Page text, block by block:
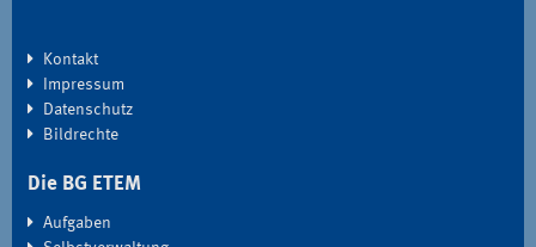
Kontakt
Impressum
Datenschutz
Bildrechte
Die BG ETEM
Aufgaben